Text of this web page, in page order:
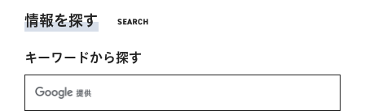
情報を探す
キーワードから探す